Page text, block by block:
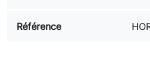
Référence